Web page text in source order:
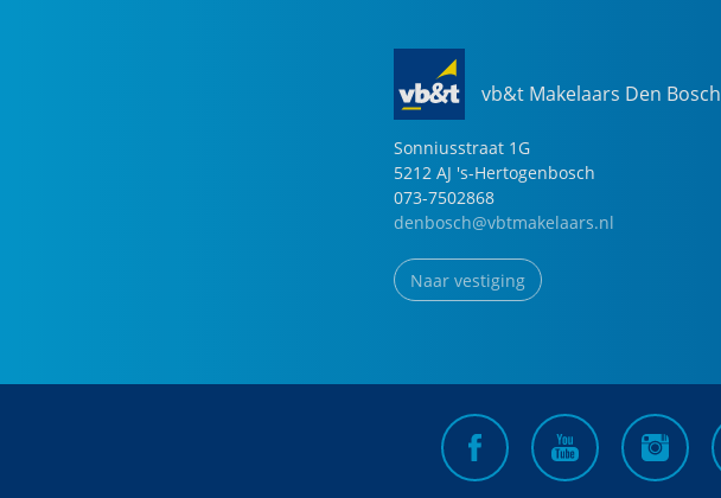
vb&t Makelaars Den Bosch
Sonniusstraat 1G
5212 AJ 's-Hertogenbosch
073-7502868
denbosch@vbtmakelaars.nl
Naar vestiging